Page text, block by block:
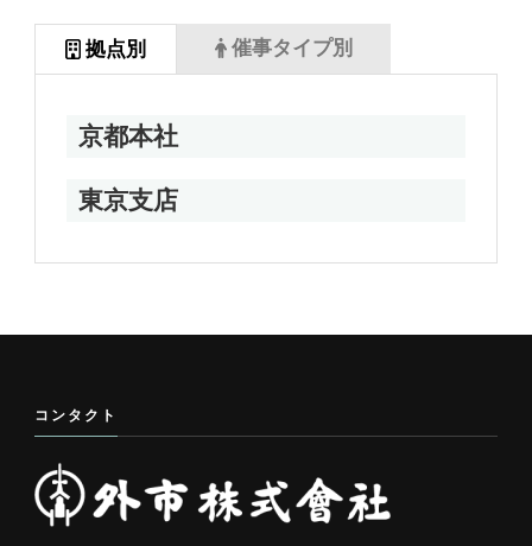
拠点別
京都本社
東京支店
催事タイプ別
コンタクト